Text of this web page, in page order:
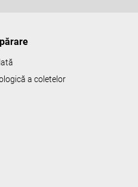
a coletelor